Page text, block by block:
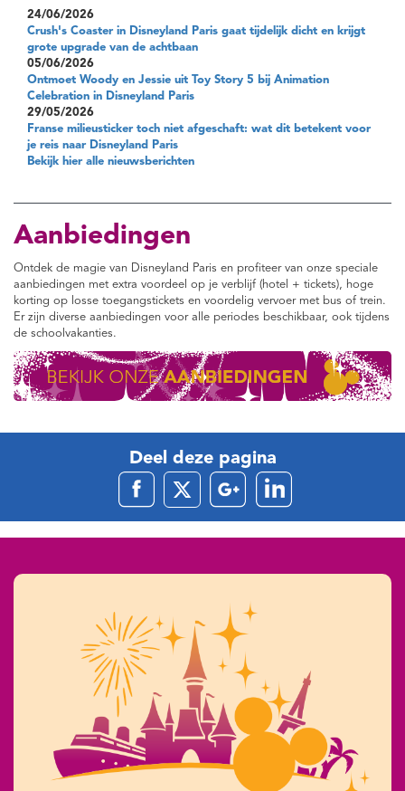
24/06/2026
Crush's Coaster in Disneyland Paris gaat tijdelijk dicht en krijgt
grote upgrade van de achtbaan
05/06/2026
Ontmoet Woody en Jessie uit Toy Story 5 bij Animation
Celebration in Disneyland Paris
29/05/2026
Franse milieusticker toch niet afgeschaft: wat dit betekent voor
je reis naar Disneyland Paris
Bekijk hier alle nieuwsberichten
Aanbiedingen
Ontdek de magie van Disneyland Paris en profiteer van onze speciale
aanbiedingen met extra voordeel op je verblijf (hotel + tickets), hoge
korting op losse toegangstickets en voordelig vervoer met bus of trein.
Er zijn diverse aanbiedingen voor alle periodes beschikbaar, ook tijdens
de schoolvakanties.
Deel deze pagina